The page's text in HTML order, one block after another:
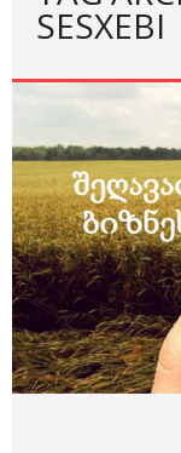
SESXEBI